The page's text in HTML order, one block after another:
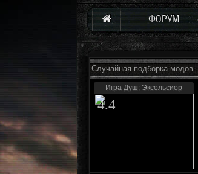
ФОРУМ
Случайная подборка модов
Игра Душ: Эксельсиор
4.4